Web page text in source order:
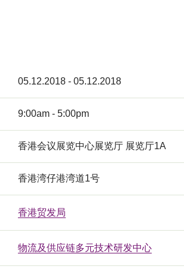
05.12.2018 - 05.12.2018
9:00am - 5:00pm
香港会议展览中心展览厅 展览厅1A
香港湾仔港湾道1号
香港贸发局
物流及供应链多元技术研发中心